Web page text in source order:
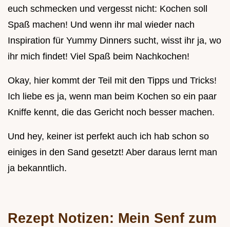
euch schmecken und vergesst nicht: Kochen soll
Spaß machen! Und wenn ihr mal wieder nach
Inspiration für Yummy Dinners sucht, wisst ihr ja, wo
ihr mich findet! Viel Spaß beim Nachkochen!
Okay, hier kommt der Teil mit den Tipps und Tricks!
Ich liebe es ja, wenn man beim Kochen so ein paar
Kniffe kennt, die das Gericht noch besser machen.
Und hey, keiner ist perfekt auch ich hab schon so
einiges in den Sand gesetzt! Aber daraus lernt man
ja bekanntlich.
Rezept Notizen: Mein Senf zum